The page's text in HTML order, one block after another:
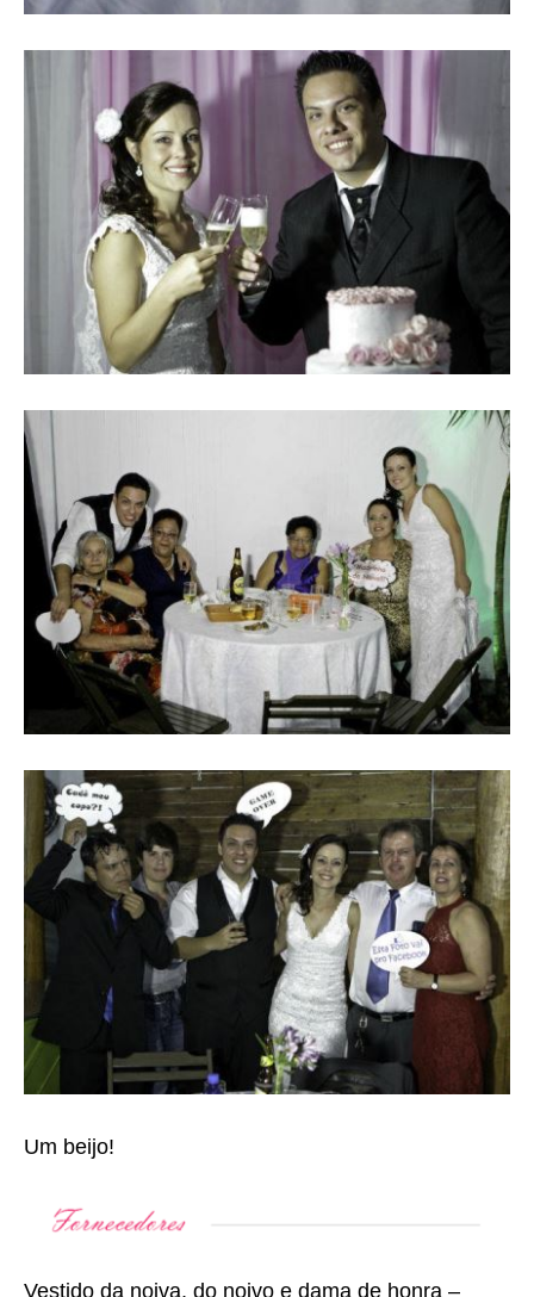
Um beijo!
Vestido da noiva, do noivo e dama de honra –